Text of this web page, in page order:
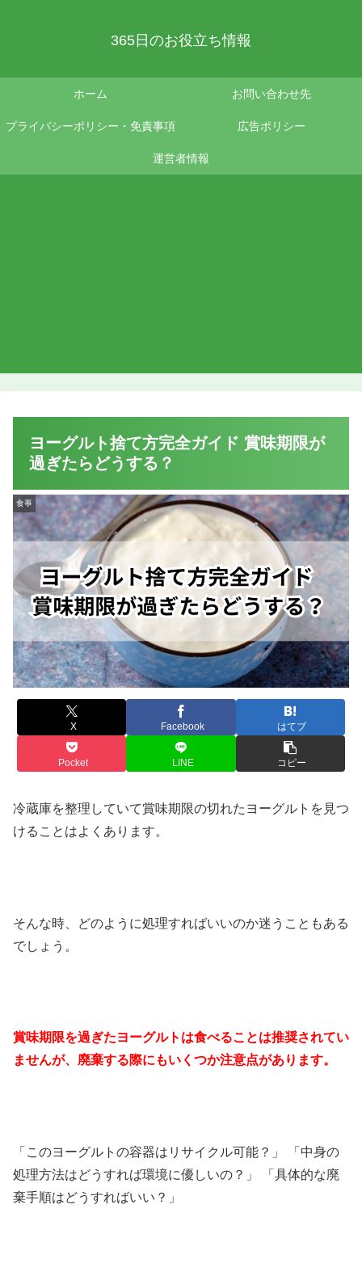
365日のお役立ち情報
ホーム お問い合わせ先
プライバシーポリシー・免責事項 広告ポリシー
運営者情報
ヨーグルト捨て方完全ガイド 賞味期限が
過ぎたらどうする？
食事
X Facebook はてブ
Pocket LINE コピー
冷蔵庫を整理していて賞味期限の切れたヨーグルトを見つ
けることはよくあります。
そんな時、どのように処理すればいいのか迷うこともある
でしょう。
賞味期限を過ぎたヨーグルトは食べることは推奨されてい
ませんが、廃棄する際にもいくつか注意点があります。
「このヨーグルトの容器はリサイクル可能？」 「中身の
処理方法はどうすれば環境に優しいの？」 「具体的な廃
棄手順はどうすればいい？」